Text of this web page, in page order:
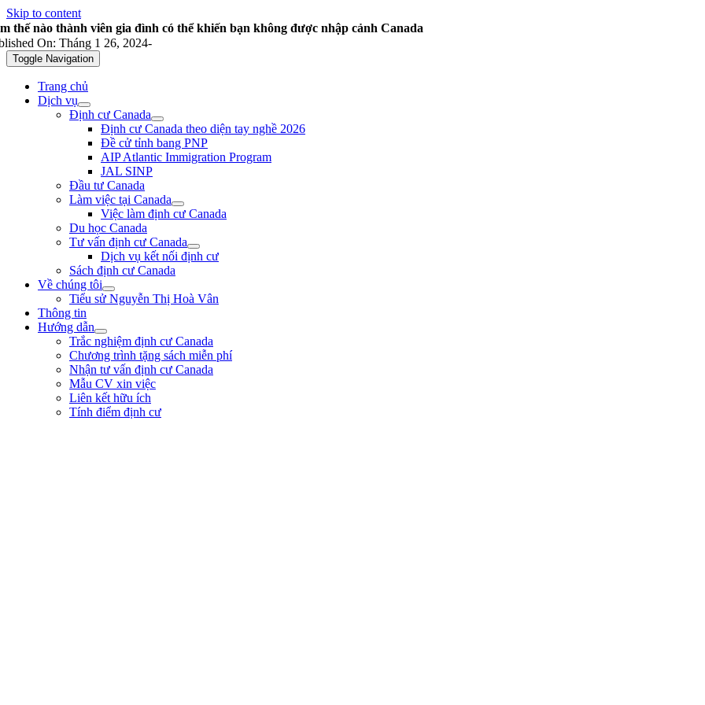
Skip to content
Toggle Navigation
Trang chủ
Dịch vụ
Định cư Canada
Định cư Canada theo diện tay nghề 2026
Đề cử tỉnh bang PNP
AIP Atlantic Immigration Program
JAL SINP
Đầu tư Canada
Làm việc tại Canada
Việc làm định cư Canada
Du học Canada
Tư vấn định cư Canada
Dịch vụ kết nối định cư
Sách định cư Canada
Về chúng tôi
Tiểu sử Nguyễn Thị Hoà Vân
Thông tin
Hướng dẫn
Trắc nghiệm định cư Canada
Chương trình tặng sách miễn phí
Nhận tư vấn định cư Canada
Mẫu CV xin việc
Liên kết hữu ích
Tính điểm định cư
thế nào thành viên gia đình có thể khiến bạn không được nhập cảnh Canada
On: Tháng 1 26, 2024-